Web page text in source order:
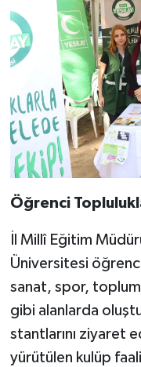
Öğrenci
İl Millî Eğitim
Üniversitesi
sanat, spor,
gibi alanlarda
stantlarını ziyaret
yürütülen kulüp